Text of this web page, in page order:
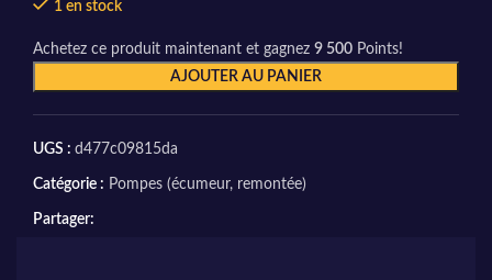
1 en stock
Achetez ce produit maintenant et gagnez 9 500 Points!
AJOUTER AU PANIER
UGS : d477c09815da
Catégorie : Pompes (écumeur, remontée)
Partager: